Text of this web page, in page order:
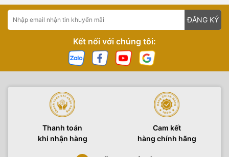
ĐĂNG KÝ
Kết nối với chúng tôi:
Thanh toán
khi nhận hàng
Cam kết
hàng chính hãng